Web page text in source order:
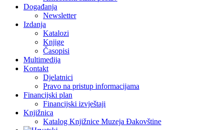
Događanja
Newsletter
Izdanja
Katalozi
Knjige
Časopisi
Multimedija
Kontakt
Djelatnici
Pravo na pristup informacijama
Financijski plan
Financijski izvještaji
Knjižnica
Katalog Knjižnice Muzeja Đakovštine